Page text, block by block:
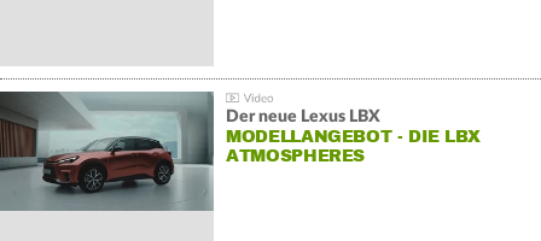
Der neue Lexus LBX
MODELLANGEBOT - DIE LBX
ATMOSPHERES